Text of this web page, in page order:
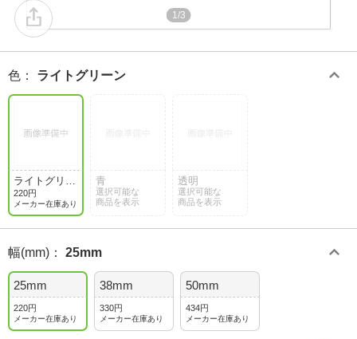
1/3
色 ： ライトグリーン
ライトグリー
ン
220円
メーカー在庫あり
青
選択可能な
商品を表示
透明
選択可能な
商品を表示
幅(mm) ： 25mm
25mm
220円
メーカー在庫あり
38mm
330円
メーカー在庫あり
50mm
434円
メーカー在庫あり